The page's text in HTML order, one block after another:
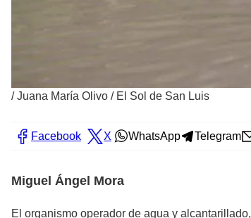
/Juana María Olivo / El Sol de San Luis
Facebook X WhatsApp Telegram
Miguel Ángel Mora
El organismo operador de agua y alcantarillado,